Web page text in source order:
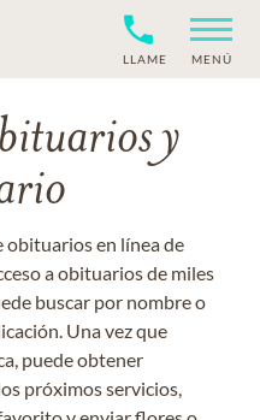
LLAME MENÚ
y
obituarios en línea de
a obituarios de miles
buscar por nombre o
Una vez que
puede obtener
próximos servicios,